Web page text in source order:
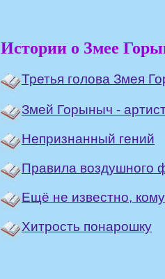
Истории о Змее
Третья голова Змея
Змей Горыныч -
Непризнанный гений
Правила воздушного
Ещё не известно,
Хитрость понарошку